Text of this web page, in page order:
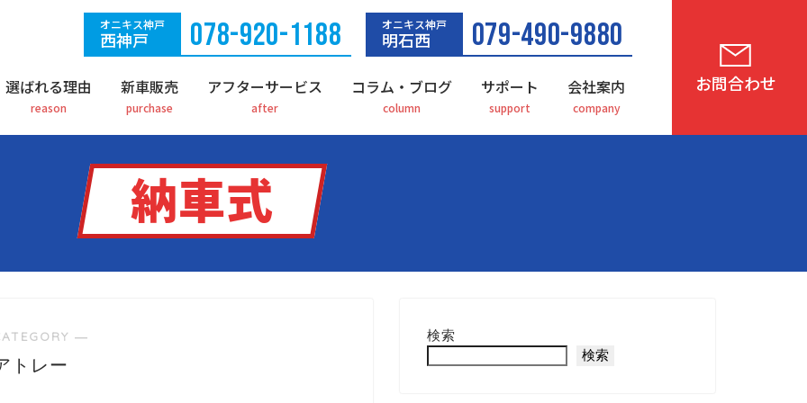
オニキス神戸
西神戸 078-920-1188 オニキス神戸
明石西 079-490-9880
選ばれる理由 新車販売 アフターサービス コラム・ブログ サポート 会社案内 お問合わせ
納車式
―
トレー
検索
検索